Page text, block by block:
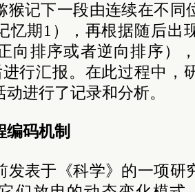
猴记下一段由连续在不同
忆期1），再根据随后出
向排序或者逆向排序）
进行汇报。在此过程中，
进行了记录和分析。
编码机制
发表于《科学》的一项研